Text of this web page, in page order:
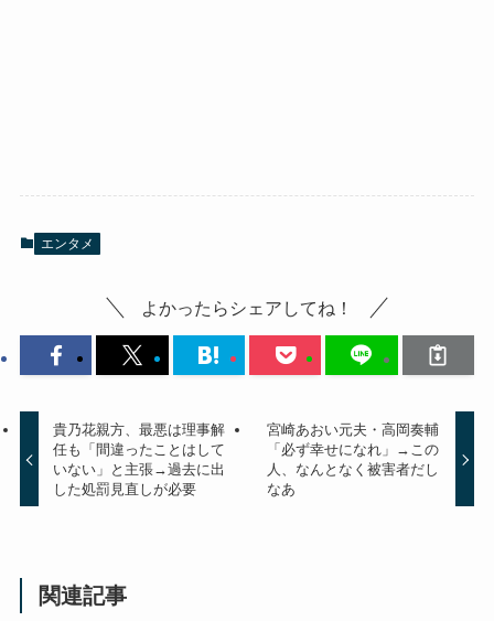
エンタメ
よかったらシェアしてね！
貴乃花親方、最悪は理事解
任も「間違ったことはして
いない」と主張→過去に出
した処罰見直しが必要
宮崎あおい元夫・高岡奏輔
「必ず幸せになれ」→この
人、なんとなく被害者だし
なあ
関連記事